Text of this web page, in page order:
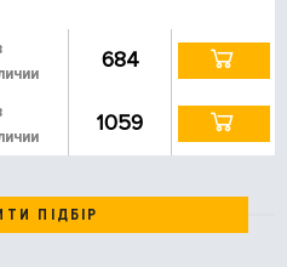
684
1059
ПІДБІР